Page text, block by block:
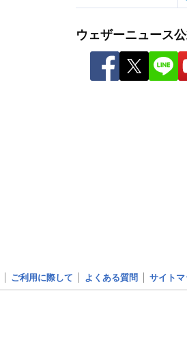
ウェザーニュース
ご利用に際して よくある質問 サイトマ